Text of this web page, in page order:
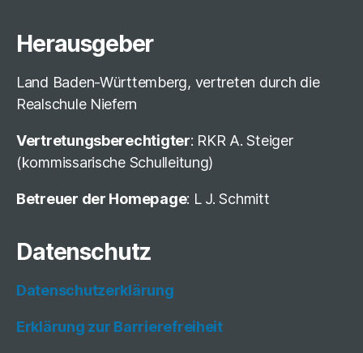
Herausgeber
Land Baden-Württemberg, vertreten durch die
Realschule Niefern
Vertretungsberechtigter: RKR A. Steiger
(kommissarische Schulleitung)
Betreuer der Homepage: L J. Schmitt
Datenschutz
Datenschutzerklärung
Erklärung zur Barrierefreiheit